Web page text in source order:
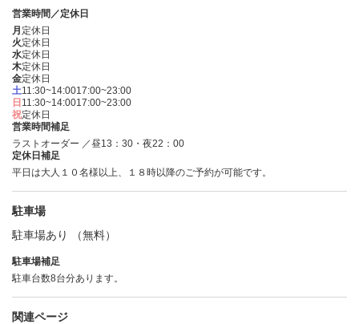
営業時間／定休日
月 定休日
火定休日
水定休日
木定休日
金定休日
土11:30~14:0017:00~23:00
日 11:30~14:0017:00~23:00
祝定休日
営業時間補足
ラストオーダー ／昼13：30・夜22：00
定休日補足
平日は大人１０名様以上、１８時以降のご予約が可能です。
駐車場
駐車場あり （無料）
駐車場補足
駐車台数8台分あります。
関連ページ